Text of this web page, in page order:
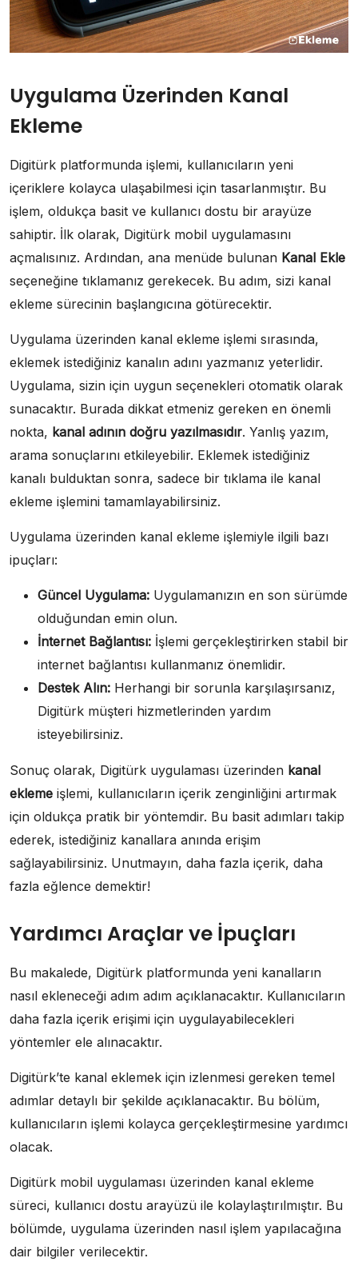
Uygulama Üzerinden Kanal
Ekleme
Digitürk platformunda işlemi, kullanıcıların yeni
içeriklere kolayca ulaşabilmesi için tasarlanmıştır. Bu
işlem, oldukça basit ve kullanıcı dostu bir arayüze
sahiptir. İlk olarak, Digitürk mobil uygulamasını
açmalısınız. Ardından, ana menüde bulunan Kanal Ekle
seçeneğine tıklamanız gerekecek. Bu adım, sizi kanal
ekleme sürecinin başlangıcına götürecektir.
Uygulama üzerinden kanal ekleme işlemi sırasında,
eklemek istediğiniz kanalın adını yazmanız yeterlidir.
Uygulama, sizin için uygun seçenekleri otomatik olarak
sunacaktır. Burada dikkat etmeniz gereken en önemli
nokta, kanal adının doğru yazılmasıdır. Yanlış yazım,
arama sonuçlarını etkileyebilir. Eklemek istediğiniz
kanalı bulduktan sonra, sadece bir tıklama ile kanal
ekleme işlemini tamamlayabilirsiniz.
Uygulama üzerinden kanal ekleme işlemiyle ilgili bazı
ipuçları:
Güncel Uygulama: Uygulamanızın en son sürümde
olduğundan emin olun.
İnternet Bağlantısı: İşlemi gerçekleştirirken stabil bir
internet bağlantısı kullanmanız önemlidir.
Destek Alın: Herhangi bir sorunla karşılaşırsanız,
Digitürk müşteri hizmetlerinden yardım
isteyebilirsiniz.
Sonuç olarak, Digitürk uygulaması üzerinden kanal
ekleme işlemi, kullanıcıların içerik zenginliğini artırmak
için oldukça pratik bir yöntemdir. Bu basit adımları takip
ederek, istediğiniz kanallara anında erişim
sağlayabilirsiniz. Unutmayın, daha fazla içerik, daha
fazla eğlence demektir!
Yardımcı Araçlar ve İpuçları
Bu makalede, Digitürk platformunda yeni kanalların
nasıl ekleneceği adım adım açıklanacaktır. Kullanıcıların
daha fazla içerik erişimi için uygulayabilecekleri
yöntemler ele alınacaktır.
Digitürk’te kanal eklemek için izlenmesi gereken temel
adımlar detaylı bir şekilde açıklanacaktır. Bu bölüm,
kullanıcıların işlemi kolayca gerçekleştirmesine yardımcı
olacak.
Digitürk mobil uygulaması üzerinden kanal ekleme
süreci, kullanıcı dostu arayüzü ile kolaylaştırılmıştır. Bu
bölümde, uygulama üzerinden nasıl işlem yapılacağına
dair bilgiler verilecektir.